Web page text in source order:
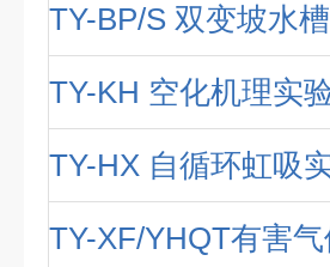
TY-BP/S 双变坡水
TY-KH 空化机理实
TY-HX 自循环虹吸
TY-XF/YHQT有害